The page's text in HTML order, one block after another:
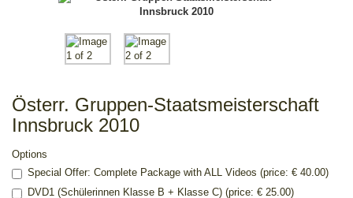
Österr. Gruppen-Staatsmeisterschaft
Innsbruck 2010
Options
Special Offer: Complete Package with ALL Videos (price: € 40.00)
DVD1 (Schülerinnen Klasse B + Klasse C) (price: € 25.00)